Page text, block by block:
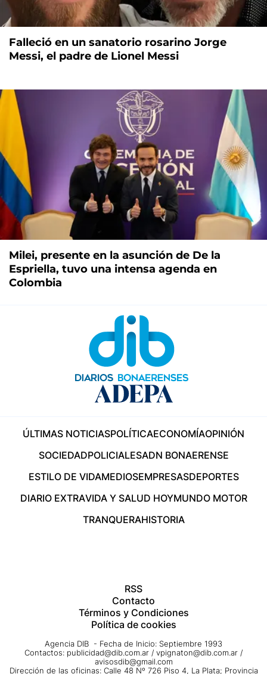
Falleció en un sanatorio rosarino Jorge
Messi, el padre de Lionel Messi
Milei, presente en la asunción de De la
Espriella, tuvo una intensa agenda en
Colombia
ÚLTIMAS NOTICIASPOLÍTICAECONOMÍAOPINIÓN
SOCIEDADPOLICIALESADN BONAERENSE
ESTILO DE VIDAMEDIOSEMPRESASDEPORTES
DIARIO EXTRAVIDA Y SALUD HOYMUNDO MOTOR
TRANQUERAHISTORIA
RSS
Contacto
Términos y Condiciones
Política de cookies
Agencia DIB - Fecha de Inicio: Septiembre 1993
Contactos: publicidad@dib.com.ar / vpignaton@dib.com.ar /
avisosdib@gmail.com
Dirección de las oficinas: Calle 48 Nº 726 Piso 4, La Plata; Provincia